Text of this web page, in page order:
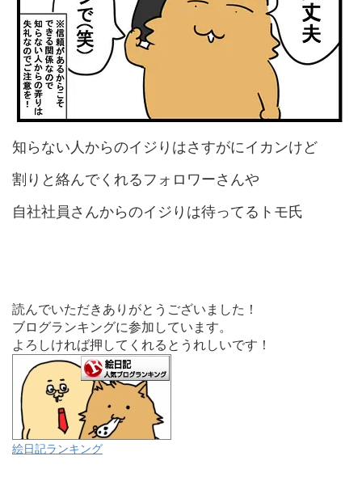
知らない人からのイジりはさすがにイカンけど
割りと絡んでくれるフォロワーさんや
自社社員さんからのイジりは待ってるトモ氏
読んでいただきありがとうございました！
ブログランキングに参加しています。
よろしければ押してくれるとうれしいです！
絵日記ランキング